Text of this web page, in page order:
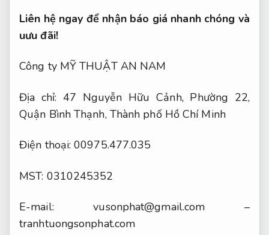
Liên hệ ngay để nhận báo giá nhanh chóng và
uưu đãi!
Công ty MỸ THUẬT AN NAM
Địa chỉ: 47 Nguyễn Hữu Cảnh, Phường 22,
Quận Bình Thạnh, Thành phố Hồ Chí Minh
Điện thoại: 00975.477.035
MST: 0310245352
E-mail:vusonphat@gmail.com –
tranhtuongsonphat.com